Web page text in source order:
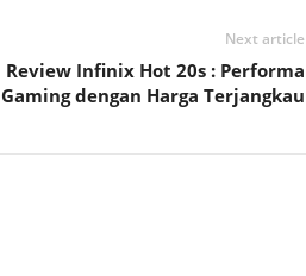
Next article
Review Infinix Hot 20s : Performa
Gaming dengan Harga Terjangkau